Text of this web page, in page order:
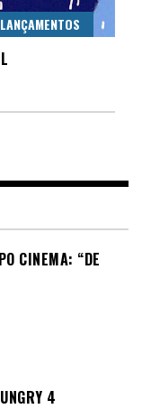
LANÇAMENTOS
CINEMA: “DE
4